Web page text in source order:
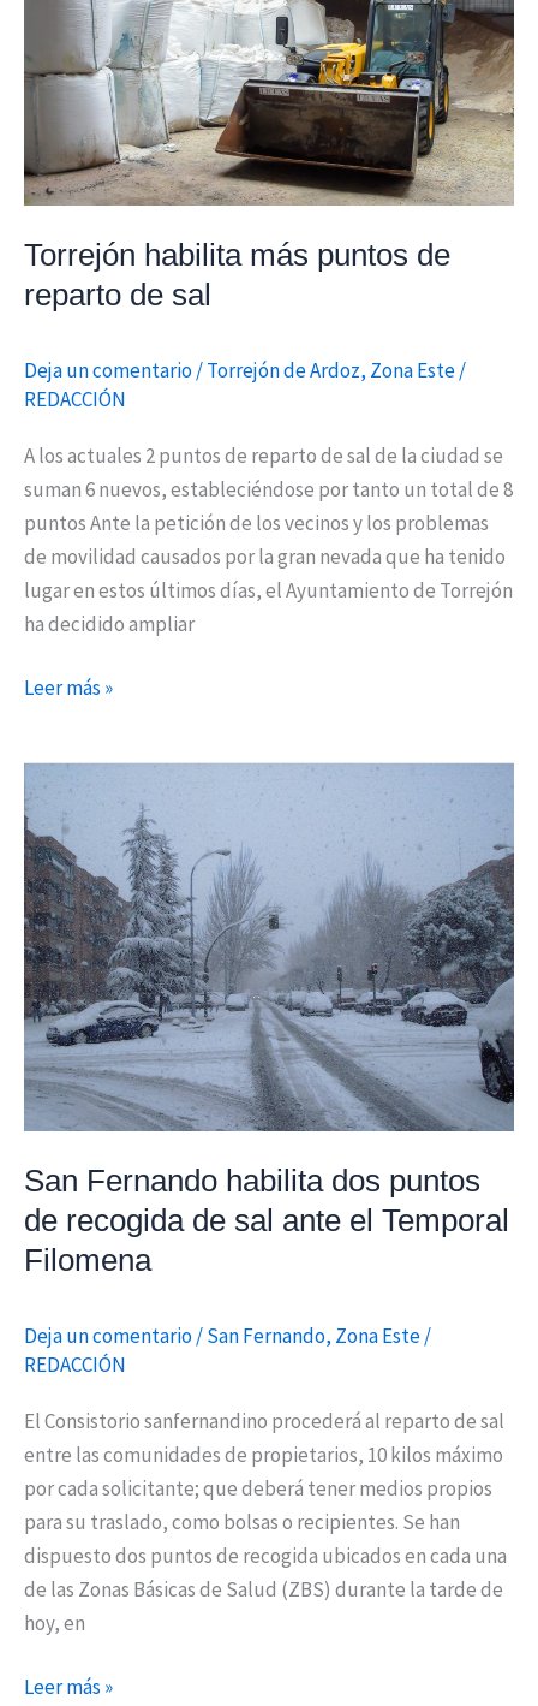
Torrejón habilita más puntos de
reparto de sal
Deja un comentario/Torrejón de Ardoz, Zona Este/
REDACCIÓN
A los actuales 2 puntos de reparto de sal de la ciudad se
suman 6 nuevos, estableciéndose por tanto un total de 8
puntos Ante la petición de los vecinos y los problemas
de movilidad causados por la gran nevada que ha tenido
lugar en estos últimos días, el Ayuntamiento de Torrejón
ha decidido ampliar
reparto
de
sal
Leer más »
San Fernando habilita dos puntos
de recogida de sal ante el Temporal
Filomena
Deja un comentario/San Fernando, Zona Este/
REDACCIÓN
El Consistorio sanfernandino procederá al reparto de sal
entre las comunidades de propietarios, 10 kilos máximo
por cada solicitante; que deberá tener medios propios
para su traslado, como bolsas o recipientes. Se han
dispuesto dos puntos de recogida ubicados en cada una
de las Zonas Básicas de Salud (ZBS) durante la tarde de
hoy, en
San
Fernando
habilita
dos
puntos
de
recogida
de
sal
ante
Filomena
Leer más »